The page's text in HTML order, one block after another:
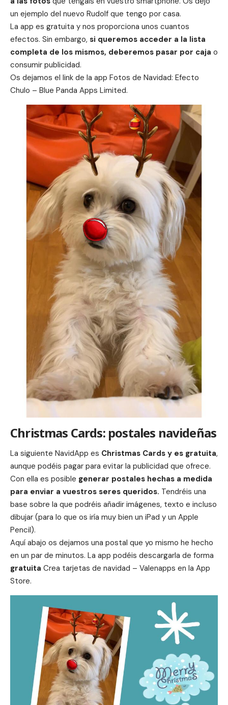
un ejemplo del nuevo Rudolf que tengo por casa.
La app es gratuita y nos proporciona unos cuantos
efectos. Sin embargo, si queremos acceder a la lista
completa de los mismos, deberemos pasar por caja o
consumir publicidad.
Os dejamos el link de la app Fotos de Navidad: Efecto
Chulo – Blue Panda Apps Limited.
Christmas Cards: postales navideñas
La siguiente NavidApp es Christmas Cards y es gratuita,
aunque podéis pagar para evitar la publicidad que ofrece.
Con ella es posible generar postales hechas a medida
para enviar a vuestros seres queridos. Tendréis una
base sobre la que podréis añadir imágenes, texto e incluso
dibujar (para lo que os iría muy bien un iPad y un Apple
Pencil).
Aquí abajo os dejamos una postal que yo mismo he hecho
en un par de minutos. La app podéis descargarla de forma
gratuita Crea tarjetas de navidad – Valenapps en la App
Store.